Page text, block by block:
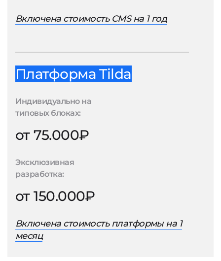
Включена стоимость CMS на 1 год
Платформа Tilda
Индивидуально на
типовых блоках:
от 75.000₽
Эксклюзивная
разработка:
от 150.000₽
Включена стоимость платформы на 1
месяц